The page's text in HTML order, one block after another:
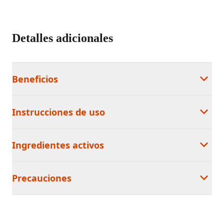
Detalles adicionales
Beneficios
Instrucciones de uso
Ingredientes activos
Precauciones